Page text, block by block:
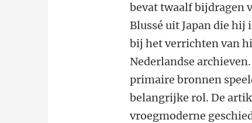
bevat twaalf bijdragen
Blussé uit Japan die hij
bij het verrichten van
Nederlandse
primaire bronnen
belangrijke rol. De
vroegmoderne